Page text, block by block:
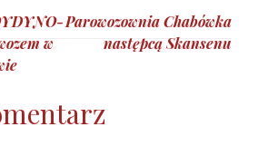
w
Parowozownia Chabówka
następcą Skansenu